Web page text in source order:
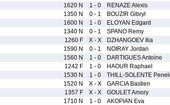
1620 N 1 - 0 RENAZE Alexis
1350 N 0 - 1 BOUZIR Gibryl
1600 N 1 - 0 ELOYAN Edgard
1340 N 0 - 1 SPANO Remy
1260 F X - X DZHANGOEV Ilia
1590 N 0 - 1 NOIRAY Jordan
1560 N 1 - 0 DARTIGUES Antoine
1242 F 1 - 0 HAOUR Raphael
1530 N 1 - 0 THILL-SOLENTE
1520 N X - X GARCIA Bastien
1357 F X - X GOULET Amory
1710 N 1 - 0 AKOPIAN Eva